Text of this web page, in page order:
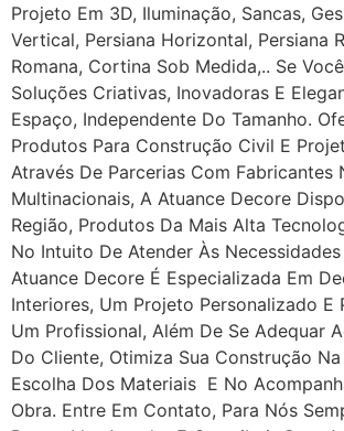
Projeto Em 3D, Iluminação, Sancas,
Vertical, Persiana Horizontal, Persiana
Romana, Cortina Sob Medida,.. Se
Soluções Criativas, Inovadoras E
Espaço, Independente Do Tamanho.
Produtos Para Construção Civil E
Através De Parcerias Com Fabricantes
Multinacionais, A Atuance Decore
Região, Produtos Da Mais Alta
No Intuito De Atender Às
Atuance Decore É Especializada Em
Interiores, Um Projeto Personalizado E
Um Profissional, Além De Se Adequar
Do Cliente, Otimiza Sua Construção
Escolha Dos Materiais E No
Obra. Entre Em Contato, Para Nós